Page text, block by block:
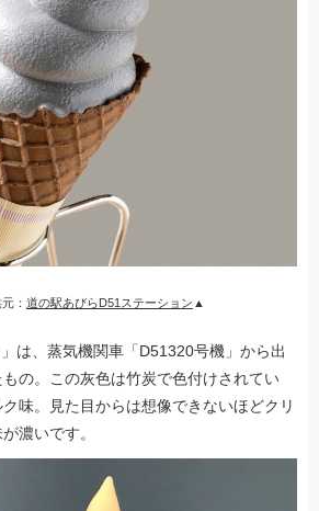
： 道の駅あびらD51ステーション ▲
」は、蒸気機関車「D51320号機」から出
の。この灰色は竹炭で色付けされてい
味。見た目からは想像できないほどクリ
濃いです。